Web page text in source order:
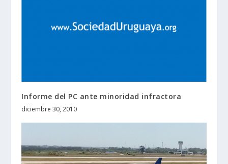
Informe del PC ante minoridad infractora
diciembre 30, 2010